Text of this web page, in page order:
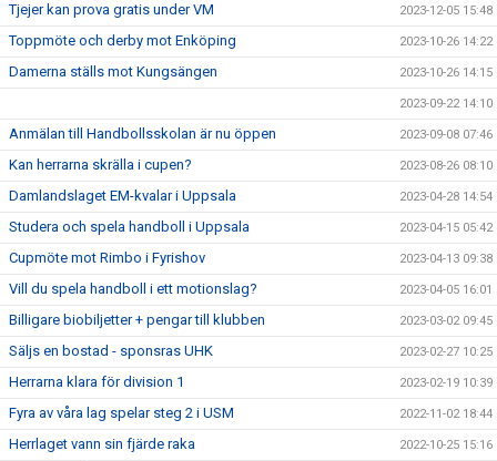
Tjejer kan prova gratis under VM 2023-12-05 15:48
Toppmöte och derby mot Enköping 2023-10-26 14:22
Damerna ställs mot Kungsängen 2023-10-26 14:15
2023-09-22 14:10
Anmälan till Handbollsskolan är nu öppen 2023-09-08 07:46
Kan herrarna skrälla i cupen? 2023-08-26 08:10
Damlandslaget EM-kvalar i Uppsala 2023-04-28 14:54
Studera och spela handboll i Uppsala 2023-04-15 05:42
Cupmöte mot Rimbo i Fyrishov 2023-04-13 09:38
Vill du spela handboll i ett motionslag? 2023-04-05 16:01
Billigare biobiljetter + pengar till klubben 2023-03-02 09:45
Säljs en bostad - sponsras UHK 2023-02-27 10:25
Herrarna klara för division 1 2023-02-19 10:39
Fyra av våra lag spelar steg 2 i USM 2022-11-02 18:44
Herrlaget vann sin fjärde raka 2022-10-25 15:16